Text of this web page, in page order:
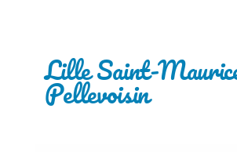
Lille Saint-
Pellevoisin